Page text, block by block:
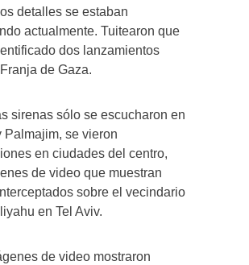
detalles se estaban
actualmente. Tuitearon que
dos lanzamientos
de Gaza.
sirenas sólo se escucharon en
Palmajim, se vieron
en ciudades del centro,
de video que muestran
sobre el vecindario
en Tel Aviv.
de video mostraron